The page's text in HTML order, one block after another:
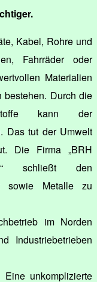
Kabel, Rohre und
Fahrräder oder
Materialien
Durch die
kann der
Das tut der Umwelt
Die Firma „BRH
schließt den
sowie Metalle zu
im Norden
Industriebetrieben
unkomplizierte